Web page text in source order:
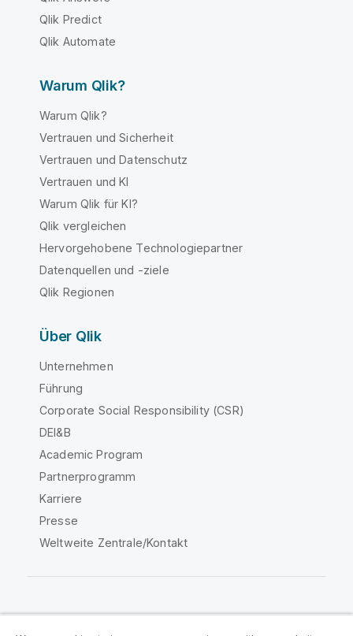
Qlik Predict
Qlik Automate
Warum Qlik?
Warum Qlik?
Vertrauen und Sicherheit
Vertrauen und Datenschutz
Vertrauen und KI
Warum Qlik für KI?
Qlik vergleichen
Hervorgehobene Technologiepartner
Datenquellen und -ziele
Qlik Regionen
Über Qlik
Unternehmen
Führung
Corporate Social Responsibility (CSR)
DEI&B
Academic Program
Partnerprogramm
Karriere
Presse
Weltweite Zentrale/Kontakt